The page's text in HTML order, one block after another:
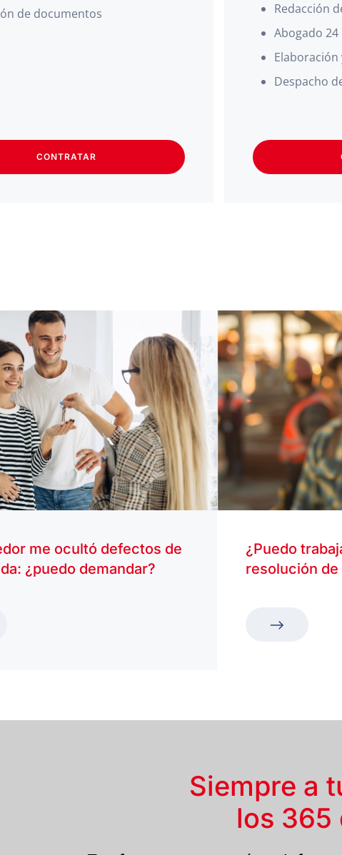
de documentos
CONTRATAR
Redacción
Abogado 24
Despacho
me ocultó defectos de
¿puedo demandar?
¿Puedo
resolución
Siempre a
los 365